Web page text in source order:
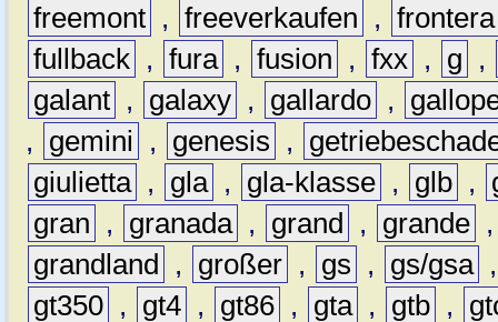
freemont , freeverkaufen , frontera
fullback , fura , fusion , fxx , g
,
galant , galaxy , gallardo ,
,
gemini , genesis ,
giulietta , gla , gla-klasse , glb ,
gran
, granada , grand , grande
grandland
, großer , gs , gs/gsa
gt350 , gt4 , gt86 , gta , gtb ,